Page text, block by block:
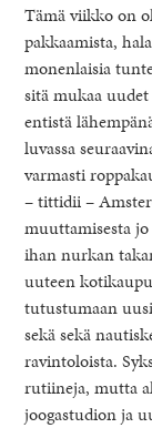
Tämä viikko on
pakkaamista,
monenlaisia
sitä mukaa
entistä
luvassa
varmasti
– tittidii –
muuttamisesta
ihan nurkan
uuteen
tutustumaan
sekä sekä
ravintoloista.
rutiineja, mutta
joogastudion ja